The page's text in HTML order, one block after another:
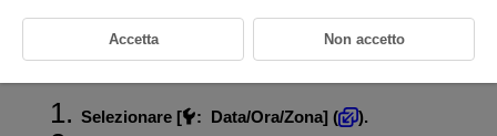
che corrisponda.
Poiché alle immagini acquisite verranno aggiunte le informazioni sulla
data e sull'ora di scatto, accertarsi di impostare la data e l'ora.
Selezionare [ : Data/Ora/Zona] (
).
Accetta Non accetto